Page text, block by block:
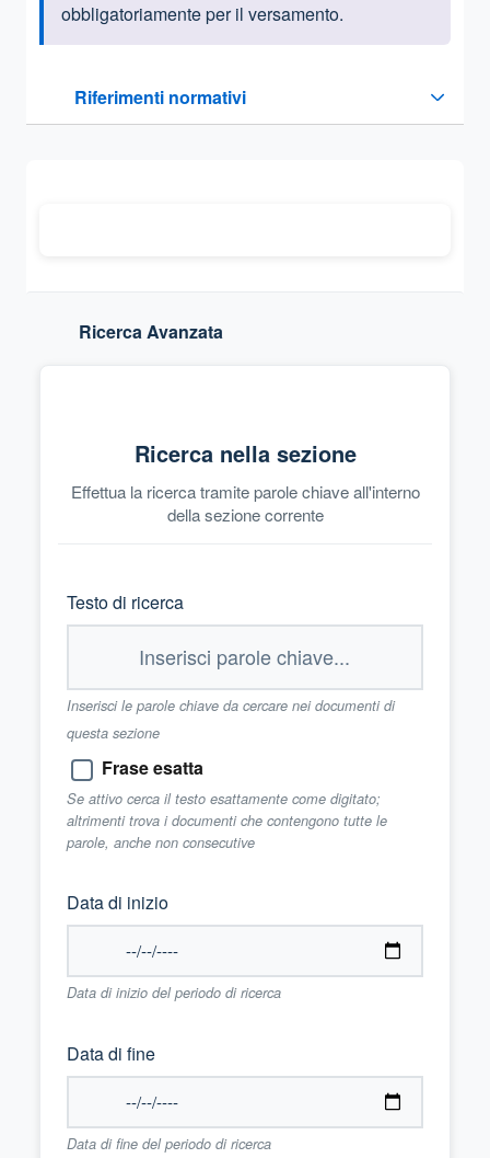
obbligatoriamente per il versamento.
Riferimenti normativi
Sezione compressa
Ricerca Avanzata
Ricerca nella sezione
Effettua la ricerca tramite parole chiave all'interno
della sezione corrente
Testo di ricerca
Inserisci le parole chiave da cercare nei documenti di
questa sezione
Frase esatta
Se attivo cerca il testo esattamente come digitato;
altrimenti trova i documenti che contengono tutte le
parole, anche non consecutive
Data di inizio
Data di inizio del periodo di ricerca
Data di fine
Data di fine del periodo di ricerca